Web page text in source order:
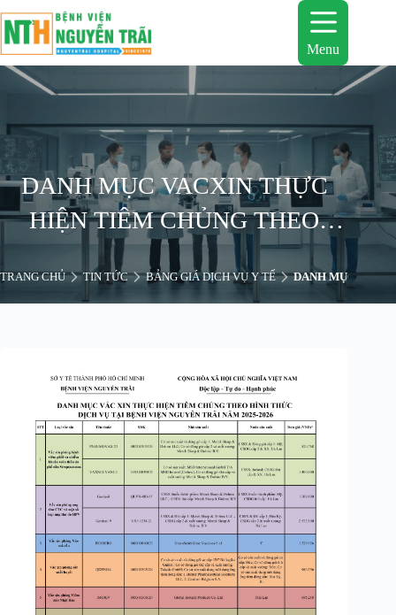
đến
phần
nội
dung
Menu
DANH MỤC VACXIN THỰC
HIỆN TIÊM CHỦNG THEO
HÌNH THỨC DỊCH VỤ TẠI
BỆNH VIỆN NGUYỄN TRÃI
TRANG CHỦ TIN TỨC BẢNG GIÁ DỊCH VỤ Y TẾ DANH MỤC